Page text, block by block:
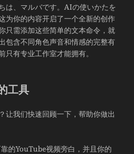
は、マルバです。AIの使いかたを
为你的内容开启了一个全新的创作
只需添加这些简单的文本命令，就
包含不同角色声音和情感的完整有
只有专业工作室才能拥有。
工具
让我们快速回顾一下，帮助你做出
的YouTube视频旁白，并且你的